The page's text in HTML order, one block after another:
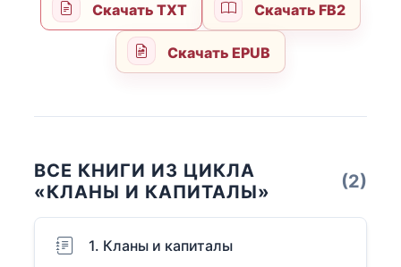
Скачать TXT Скачать FB2
Скачать EPUB
ВСЕ КНИГИ ИЗ ЦИКЛА
«КЛАНЫ И КАПИТАЛЫ»
(2)
1. Кланы и капиталы